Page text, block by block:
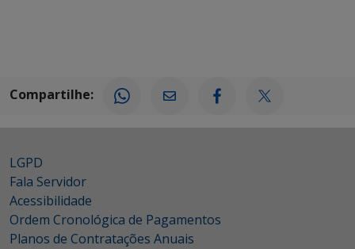
Compartilhe:
LGPD
Fala Servidor
Acessibilidade
Ordem Cronológica de Pagamentos
Planos de Contratações Anuais